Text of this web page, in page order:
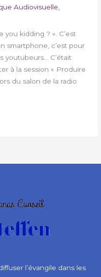
Audiovisuelle
you kidding ? ». C’est
smartphone, c’est pour
youtubeurs… C’était
à la session « Produire
du salon de la radio
l’évangile dans les